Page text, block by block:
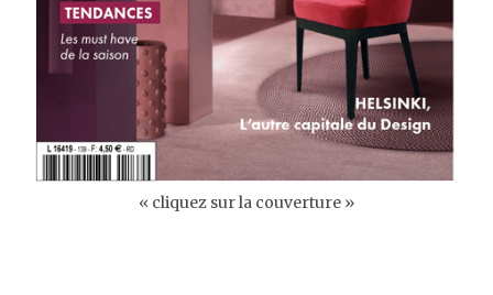
« cliquez sur la couverture »